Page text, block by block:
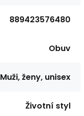
889423576480
Obuv
Muži, ženy, unisex
Životní styl